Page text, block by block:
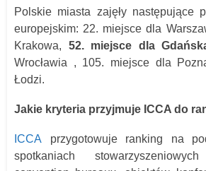
Polskie miasta zajęły następujące
europejskim: 22. miejsce dla
Krakowa, 52. miejsce dla
Wrocławia , 105. miejsce dla
Łodzi.
Jakie kryteria przyjmuje ICCA do
ICCA przygotowuje ranking na
spotkaniach